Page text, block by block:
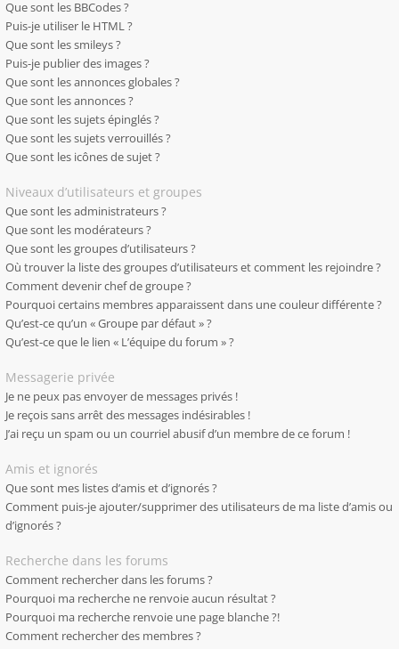
Que sont les BBCodes ?
Puis-je utiliser le HTML ?
Que sont les smileys ?
Puis-je publier des images ?
Que sont les annonces globales ?
Que sont les annonces ?
Que sont les sujets épinglés ?
Que sont les sujets verrouillés ?
Que sont les icônes de sujet ?
Niveaux d’utilisateurs et groupes
Que sont les administrateurs ?
Que sont les modérateurs ?
Que sont les groupes d’utilisateurs ?
Où trouver la liste des groupes d’utilisateurs et comment les rejoindre ?
Comment devenir chef de groupe ?
Pourquoi certains membres apparaissent dans une couleur différente ?
Qu’est-ce qu’un « Groupe par défaut » ?
Qu’est-ce que le lien « L’équipe du forum » ?
Messagerie privée
Je ne peux pas envoyer de messages privés !
Je reçois sans arrêt des messages indésirables !
J’ai reçu un spam ou un courriel abusif d’un membre de ce forum !
Amis et ignorés
Que sont mes listes d’amis et d’ignorés ?
Comment puis-je ajouter/supprimer des utilisateurs de ma liste d’amis ou
d’ignorés ?
Recherche dans les forums
Comment rechercher dans les forums ?
Pourquoi ma recherche ne renvoie aucun résultat ?
Pourquoi ma recherche renvoie une page blanche ?!
Comment rechercher des membres ?